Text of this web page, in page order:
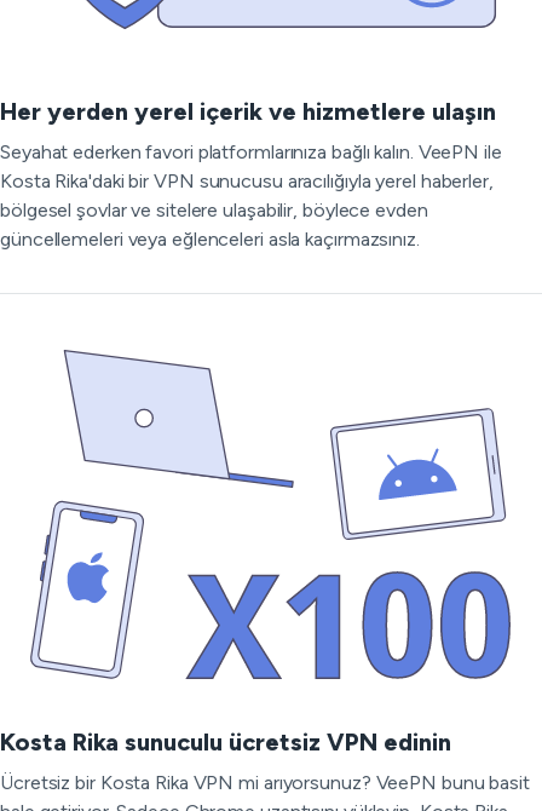
Her yerden yerel içerik ve hizmetlere ulaşın
Seyahat ederken favori platformlarınıza bağlı kalın. VeePN ile
Kosta Rika'daki bir VPN sunucusu aracılığıyla yerel haberler,
bölgesel şovlar ve sitelere ulaşabilir, böylece evden
güncellemeleri veya eğlenceleri asla kaçırmazsınız.
Kosta Rika sunuculu ücretsiz VPN edinin
Ücretsiz bir Kosta Rika VPN mi arıyorsunuz? VeePN bunu basit